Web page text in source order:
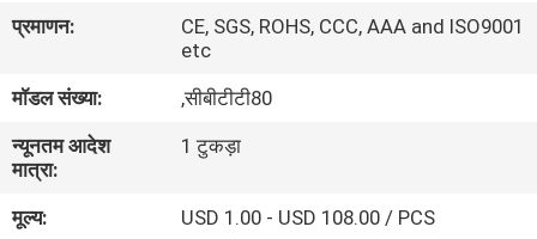
बारे
कारखाना
भ्रमण
प्रमाणन:
CE, SGS, ROHS, CCC, AAA and ISO9001
etc
मॉडल संख्या:
,सीबीटीटी80
न्यूनतम आदेश
मात्रा:
1 टुकड़ा
मूल्य:
USD 1.00 - USD 108.00 / PCS